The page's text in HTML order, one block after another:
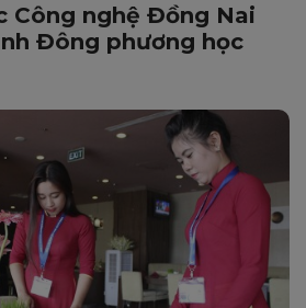
Công nghệ Đồng Nai
Đông phương học